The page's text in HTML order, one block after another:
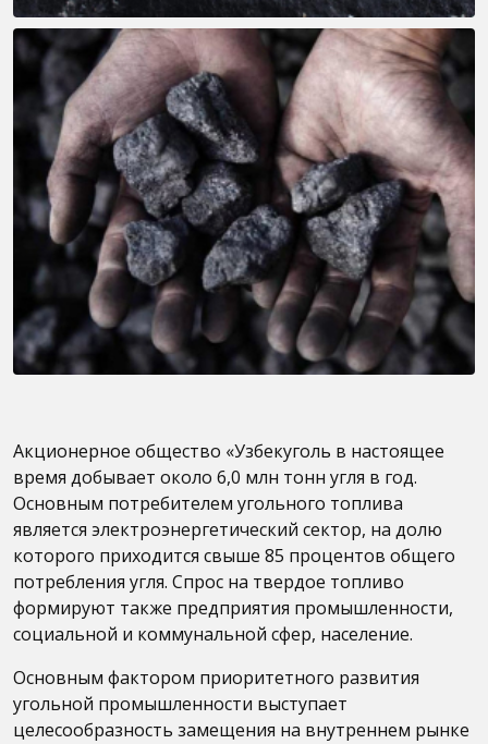
Акционерное общество «Узбекуголь в настоящее
время добывает около 6,0 млн тонн угля в год.
Основным потребителем угольного топлива
является электроэнергетический сектор, на долю
которого приходится свыше 85 процентов общего
потребления угля. Спрос на твердое топливо
формируют также предприятия промышленности,
социальной и коммунальной сфер, население.
Основным фактором приоритетного развития
угольной промышленности выступает
целесообразность замещения на внутреннем рынке